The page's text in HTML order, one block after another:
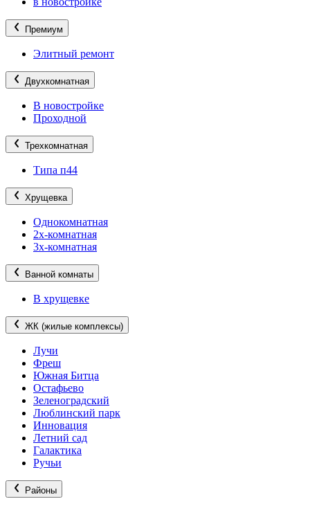
Премиум
Элитный ремонт
Двухкомнатная
В новостройке
Проходной
Трехкомнатная
Типа п44
Хрущевка
Однокомнатная
2х-комнатная
3х-комнатная
Ванной комнаты
В хрущевке
ЖК (жилые комплексы)
Лучи
Фреш
Южная Битца
Остафьево
Зеленоградский
Люблинский парк
Инновация
Летний сад
Галактика
Ручьи
Районы